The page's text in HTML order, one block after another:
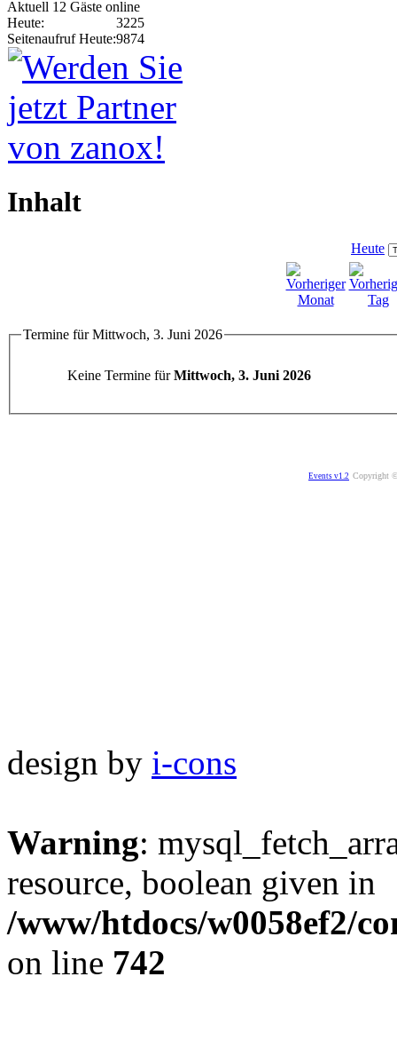
Aktuell 12 Gäste online
Heute:
3225
Seitenaufruf Heute:9874
Inhalt
Heute
Termine für Mittwoch, 3. Juni 2026
Keine Termine fürMittwoch, 3. Juni 2026
Events v1.2 Copyright
design by i-cons
Warning:
resource, boolean given in
/www/htdocs/w0058ef2/
on line 742